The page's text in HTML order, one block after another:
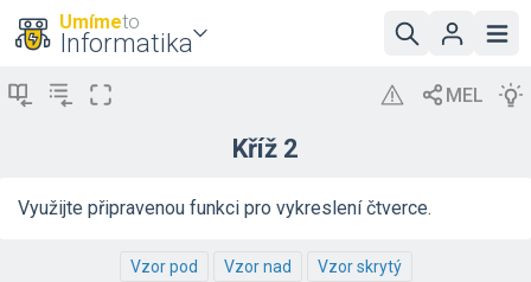
Umímeto
Informatika
Kříž 2
Využijte připravenou funkci pro vykreslení čtverce.
Vzor pod Vzor nad Vzor skrytý